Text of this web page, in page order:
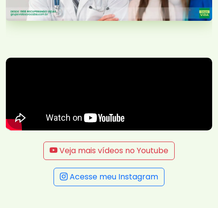
Veja mais vídeos no Youtube
Acesse meu Instagram